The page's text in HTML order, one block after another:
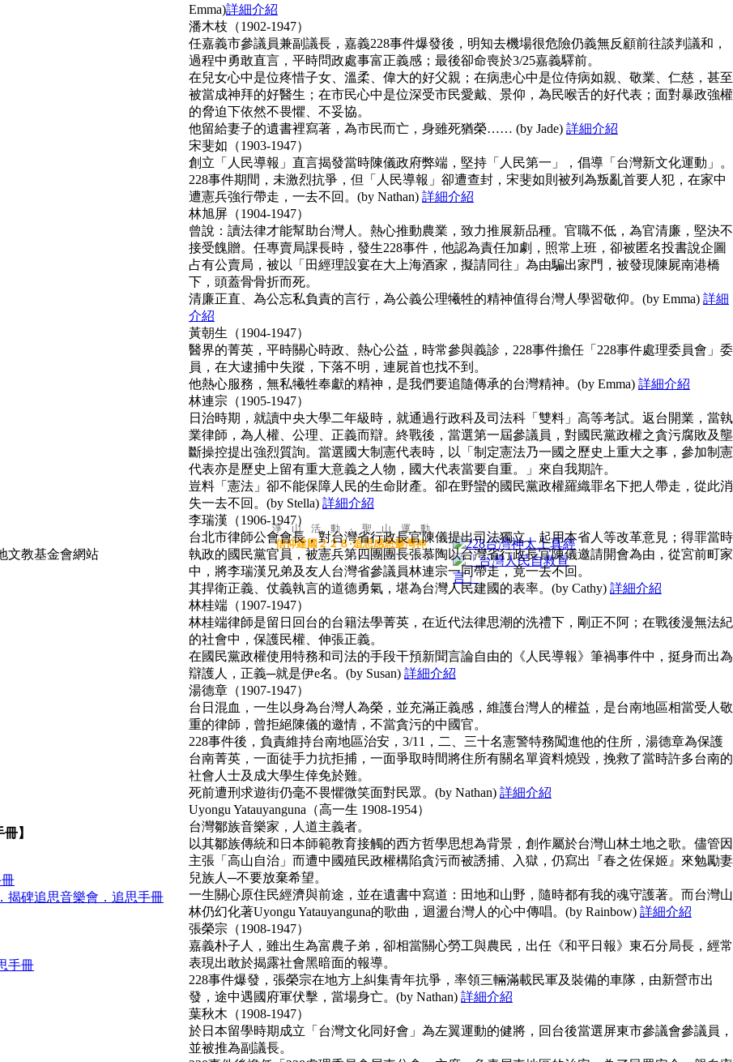
Emma)詳細介紹
潘木枝（1902-1947）
任嘉義市參議員兼副議長，嘉義228事件爆發後，明知去機場很危險仍義無反顧前往談判議和，
過程中勇敢直言，平時問政處事富正義感；最後卻命喪於3/25嘉義驛前。
在兒女心中是位疼惜子女、溫柔、偉大的好父親；在病患心中是位侍病如親、敬業、仁慈，甚至
被當成神拜的好醫生；在市民心中是位深受市民愛戴、景仰，為民喉舌的好代表；面對暴政強權
的脅迫下依然不畏懼、不妥協。
他留給妻子的遺書裡寫著，為市民而亡，身雖死猶榮…… (by Jade) 詳細介紹
宋斐如（1903-1947）
創立「人民導報」直言揭發當時陳儀政府弊端，堅持「人民第一」，倡導「台灣新文化運動」。
228事件期間，未激烈抗爭，但「人民導報」卻遭查封，宋斐如則被列為叛亂首要人犯，在家中
遭憲兵強行帶走，一去不回。(by Nathan) 詳細介紹
林旭屏（1904-1947）
曾說：讀法律才能幫助台灣人。熱心推動農業，致力推展新品種。官職不低，為官清廉，堅決不
接受餽贈。任專賣局課長時，發生228事件，他認為責任加劇，照常上班，卻被匿名投書說企圖
占有公賣局，被以「田經理設宴在大上海酒家，擬請同往」為由騙出家門，被發現陳屍南港橋
下，頭蓋骨骨折而死。
清廉正直、為公忘私負責的言行，為公義公理犧牲的精神值得台灣人學習敬仰。(by Emma) 詳細
介紹
黃朝生（1904-1947）
醫界的菁英，平時關心時政、熱心公益，時常參與義診，228事件擔任「228事件處理委員會」委
員，在大逮捕中失蹤，下落不明，連屍首也找不到。
他熱心服務，無私犧牲奉獻的精神，是我們要追隨傳承的台灣精神。(by Emma) 詳細介紹
林連宗（1905-1947）
日治時期，就讀中央大學二年級時，就通過行政科及司法科「雙料」高等考試。返台開業，當執
業律師，為人權、公理、正義而辯。終戰後，當選第一屆參議員，對國民黨政權之貪污腐敗及壟
斷操控提出強烈質詢。當選國大制憲代表時，以「制定憲法乃一國之歷史上重大之事，參加制憲
代表亦是歷史上留有重大意義之人物，國大代表當要自重。」來自我期許。
豈料「憲法」卻不能保障人民的生命財產。卻在野蠻的國民黨政權羅織罪名下把人帶走，從此消
失一去不回。(by Stella) 詳細介紹
李瑞漢（1906-1947）
台北市律師公會會長，對台灣省行政長官陳儀提出司法獨立、起用本省人等改革意見；得罪當時
執政的國民黨官員，被憲兵第四團團長張慕陶以台灣省行政長官陳儀邀請開會為由，從宮前町家
中，將李瑞漢兄弟及友人台灣省參議員林連宗一同帶走，竟一去不回。
其捍衛正義、仗義執言的道德勇氣，堪為台灣人民建國的表率。(by Cathy) 詳細介紹
林桂端（1907-1947）
林桂端律師是留日回台的台籍法學菁英，在近代法律思潮的洗禮下，剛正不阿；在戰後漫無法紀
的社會中，保護民權、伸張正義。
在國民黨政權使用特務和司法的手段干預新聞言論自由的《人民導報》筆禍事件中，挺身而出為
辯護人，正義─就是伊e名。(by Susan) 詳細介紹
湯德章（1907-1947）
台日混血，一生以身為台灣人為榮，並充滿正義感，維護台灣人的權益，是台南地區相當受人敬
重的律師，曾拒絕陳儀的邀情，不當貪污的中國官。
228事件後，負責維持台南地區治安，3/11，二、三十名憲警特務闖進他的住所，湯德章為保護
台南菁英，一面徒手力抗拒捕，一面爭取時間將住所有關名單資料燒毀，挽救了當時許多台南的
社會人士及成大學生倖免於難。
死前遭刑求遊街仍毫不畏懼微笑面對民眾。(by Nathan) 詳細介紹
Uyongu Yatauyanguna（高一生 1908-1954）
台灣鄒族音樂家，人道主義者。
以其鄒族傳統和日本師範教育接觸的西方哲學思想為背景，創作屬於台灣山林土地之歌。儘管因
主張「高山自治」而遭中國殖民政權構陷貪污而被誘捕、入獄，仍寫出『春之佐保姬』來勉勵妻
兒族人─不要放棄希望。
一生關心原住民經濟與前途，並在遺書中寫道：田地和山野，隨時都有我的魂守護著。而台灣山
林仍幻化著Uyongu Yatauyanguna的歌曲，迴盪台灣人的心中傳唱。(by Rainbow) 詳細介紹
張榮宗（1908-1947）
嘉義朴子人，雖出生為富農子弟，卻相當關心勞工與農民，出任《和平日報》東石分局長，經常
表現出敢於揭露社會黑暗面的報導。
228事件爆發，張榮宗在地方上糾集青年抗爭，率領三輛滿載民軍及裝備的車隊，由新營市出
發，途中遇國府軍伏擊，當場身亡。(by Nathan) 詳細介紹
葉秋木（1908-1947）
於日本留學時期成立「台灣文化同好會」為左翼運動的健將，回台後當選屏東市參議會參議員，
並被推為副議長。
淨 山 活 動 ‧ 聖 山 運 動
信仰建國２２８‧追思感恩臺灣神
】
揭碑追思音樂會．追思手冊
手冊